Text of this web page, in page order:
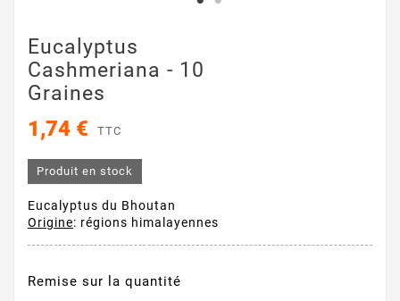
Eucalyptus
Cashmeriana - 10
Graines
1,74 €
TTC
Produit en stock
Eucalyptus du Bhoutan
Origine: régions himalayennes
Remise sur la quantité